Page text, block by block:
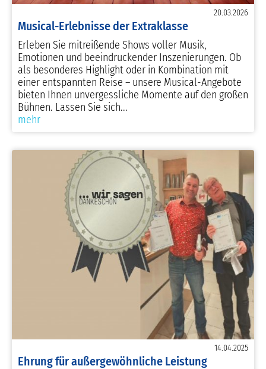
20.03.2026
Musical-Erlebnisse der Extraklasse
Erleben Sie mitreißende Shows voller Musik,
Emotionen und beeindruckender Inszenierungen. Ob
als besonderes Highlight oder in Kombination mit
einer entspannten Reise – unsere Musical-Angebote
bieten Ihnen unvergessliche Momente auf den großen
Bühnen. Lassen Sie sich...
mehr
14.04.2025
Ehrung für außergewöhnliche Leistung